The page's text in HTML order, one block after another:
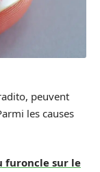
peuvent
les causes
furoncle sur le